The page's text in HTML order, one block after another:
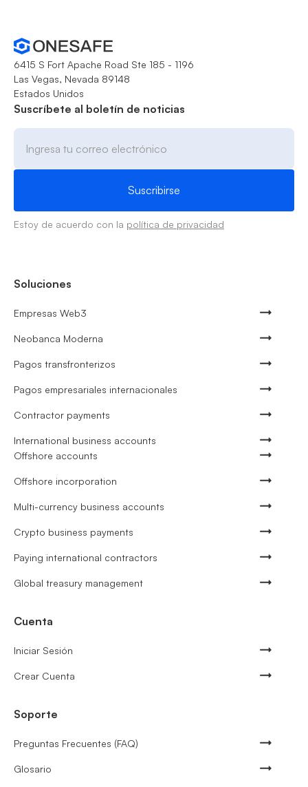
6415 S Fort Apache Road Ste 185 - 1196
Las Vegas, Nevada 89148
Estados Unidos
Suscríbete al boletín de noticias
Estoy de acuerdo con la política de privacidad
Soluciones
Empresas Web3
Neobanca Moderna
Pagos transfronterizos
Pagos empresariales internacionales
Contractor payments
International business accounts
Offshore accounts
Offshore incorporation
Multi-currency business accounts
Crypto business payments
Paying international contractors
Global treasury management
Cuenta
Iniciar Sesión
Crear Cuenta
Soporte
Preguntas Frecuentes (FAQ)
Glosario